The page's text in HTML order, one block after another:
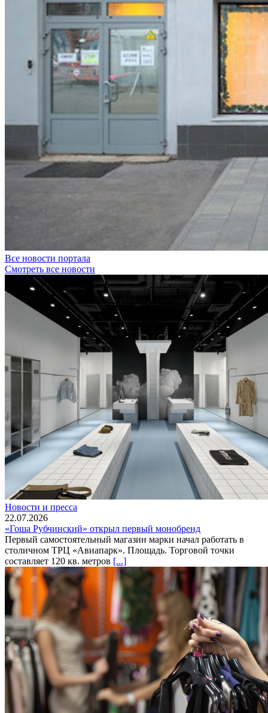
Все новости портала
Смотреть все новости
Новости и пресса
22.07.2026
«Гоша Рубчинский» открыл первый монобренд
Первый самостоятельный магазин марки начал работать в
столичном ТРЦ «Авиапарк». Площадь. Торговой точки
составляет 120 кв. метров [...]